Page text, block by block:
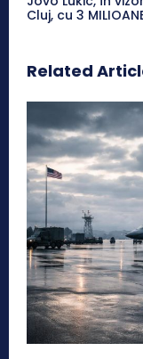
Cluj, cu 3
Related